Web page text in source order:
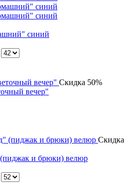
синий
Скидка 50%
вечер"
Скидка
и брюки) велюр